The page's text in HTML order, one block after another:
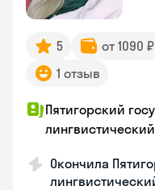
5 от 1090
1 отзыв
Пятигорский
Окончила